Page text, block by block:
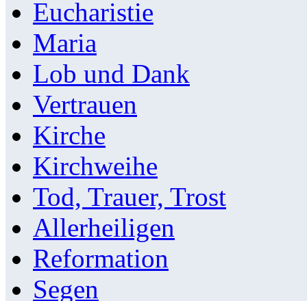
Eucharistie
Maria
Lob und Dank
Vertrauen
Kirche
Kirchweihe
Tod, Trauer, Trost
Allerheiligen
Reformation
Segen